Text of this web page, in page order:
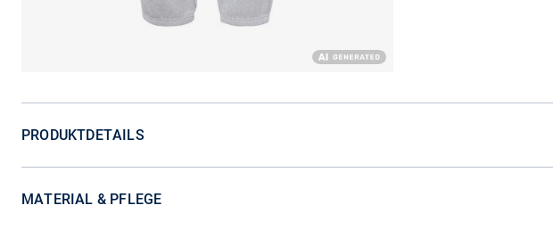
PRODUKTDETAILS
MATERIAL & PFLEGE